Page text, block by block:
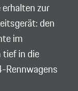
zur
den
im
in die
Rennwagens